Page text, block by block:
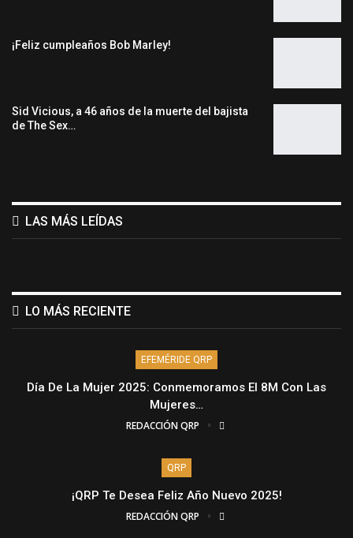
¡Feliz cumpleaños Bob Marley!
Sid Vicious, a 46 años de la muerte del bajista
de The Sex…
LAS MÁS LEÍDAS
LO MÁS RECIENTE
EFEMÉRIDE QRP
Día De La Mujer 2025: Conmemoramos El 8M Con Las
Mujeres…
REDACCIÓN QRP
QRP
¡QRP Te Desea Feliz Año Nuevo 2025!
REDACCIÓN QRP